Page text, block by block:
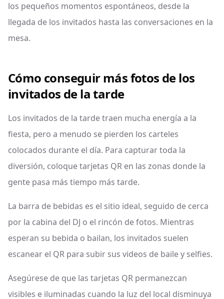
los pequeños momentos espontáneos, desde la
llegada de los invitados hasta las conversaciones en la
mesa.
Cómo conseguir más fotos de los
invitados de la tarde
Los invitados de la tarde traen mucha energía a la
fiesta, pero a menudo se pierden los carteles
colocados durante el día. Para capturar toda la
diversión, coloque tarjetas QR en las zonas donde la
gente pasa más tiempo más tarde.
La barra de bebidas es el sitio ideal, seguido de cerca
por la cabina del DJ o el rincón de fotos. Mientras
esperan su bebida o bailan, los invitados suelen
escanear el QR para subir sus videos de baile y selfies.
Asegúrese de que las tarjetas QR permanezcan
visibles e iluminadas cuando la luz del local disminuya